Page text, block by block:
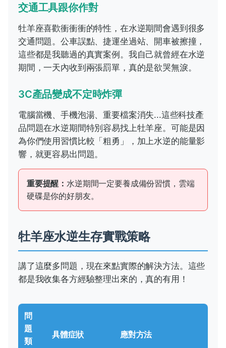
交通工具跟你作對
牡羊座喜歡衝衝衝的特性，在水逆期間會遇到很多
交通問題。公車誤點、捷運坐過站、開車被擦撞，
這些都是我聽過的真實案例。我自己就曾經在水逆
期間，一天內收到兩張罰單，真的是欲哭無淚。
3C產品變成不定時炸彈
電腦當機、手機泡湯、重要檔案消失...這些科技產
品問題在水逆期間特別容易找上牡羊座。可能是因
為你們使用習慣比較「粗勇」，加上水逆的能量影
響，就更容易出問題。
重要提醒：水逆期間一定要養成備份習慣，雲端
硬碟是你的好朋友。
牡羊座水逆生存實戰策略
講了這麼多問題，現在來點實際的解決方法。這些
都是我收集各方經驗整理出來的，真的有用！
問
題
類
具體症狀 應對方法